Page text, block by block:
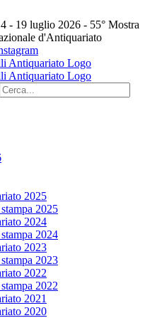
- 19 luglio 2026 - 55° Mostra
d'Antiquariato
2025
2025
2024
2024
2023
2023
2022
2022
2021
2020